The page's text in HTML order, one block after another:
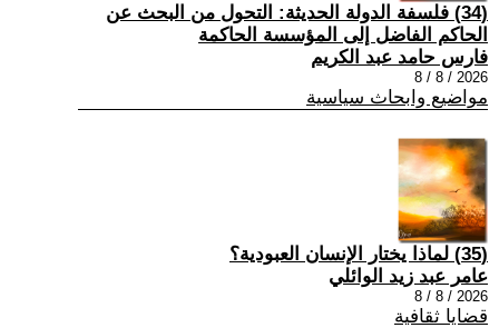
(34) فلسفة الدولة الحديثة: التحول من البحث عن
الحاكم الفاضل إلى المؤسسة الحاكمة
فارس حامد عبد الكريم
2026 / 8 / 8
مواضيع وابحاث سياسية
(35) لماذا يختار الإنسان العبودية؟
عامر عبد زيد الوائلي
2026 / 8 / 8
قضايا ثقافية